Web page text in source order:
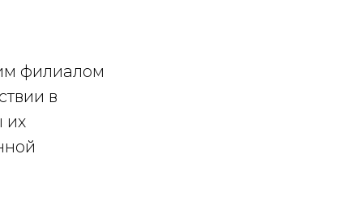
филиалом
в
их